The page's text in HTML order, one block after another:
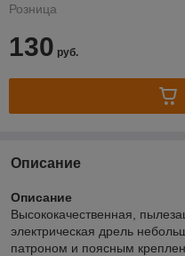
Розница
130 руб.
Описание
Описание
Высококачественная,
электрическая дрель
патроном и поясным